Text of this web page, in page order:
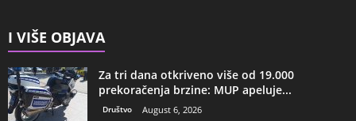
I VIŠE OBJAVA
Za tri dana otkriveno više od 19.000
prekoračenja brzine: MUP apeluje...
Društvo August 6, 2026